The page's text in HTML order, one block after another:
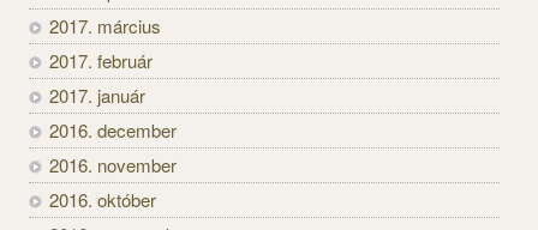
2017. március
2017. február
2017. január
2016. december
2016. november
2016. október